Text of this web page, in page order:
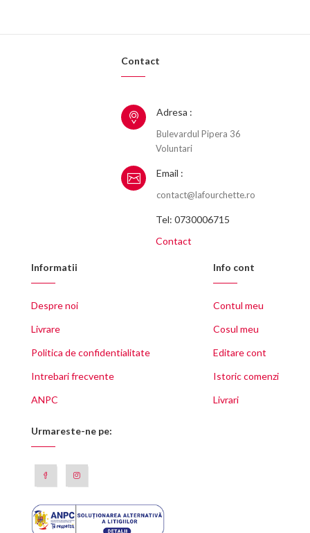
Contact
Adresa :
Bulevardul Pipera 36
Voluntari
Email :
contact@lafourchette.ro
Tel: 0730006715
Contact
Informatii
Despre noi
Livrare
Politica de confidentialitate
Intrebari frecvente
ANPC
Info cont
Contul meu
Cosul meu
Editare cont
Istoric comenzi
Livrari
Urmareste-ne pe: